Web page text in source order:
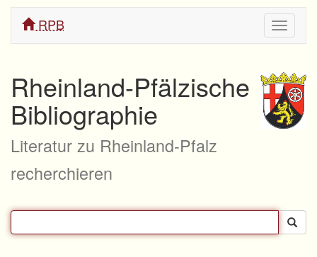
ein/
RPB
Rheinland-Pfälzische
Bibliographie
Literatur zu Rheinland-Pfalz
recherchieren